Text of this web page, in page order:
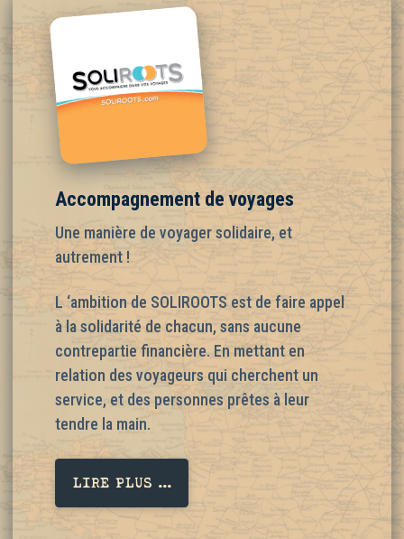
Accompagnement de voyages
Une manière de voyager solidaire, et
autrement !
L ‘ambition de SOLIROOTS est de faire appel
à la solidarité de chacun, sans aucune
contrepartie financière. En mettant en
relation des voyageurs qui cherchent un
service, et des personnes prêtes à leur
tendre la main.
LIRE PLUS ...